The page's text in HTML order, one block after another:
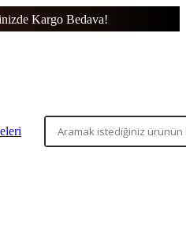
Kargo Bedava!